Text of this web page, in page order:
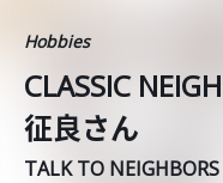
Hobbies
CLASSIC
征良さん
TALK TO NEIGHBORS